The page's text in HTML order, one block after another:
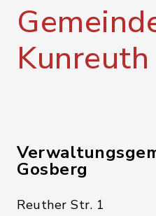
Kunreuth
Gosberg
Reuther Str. 1